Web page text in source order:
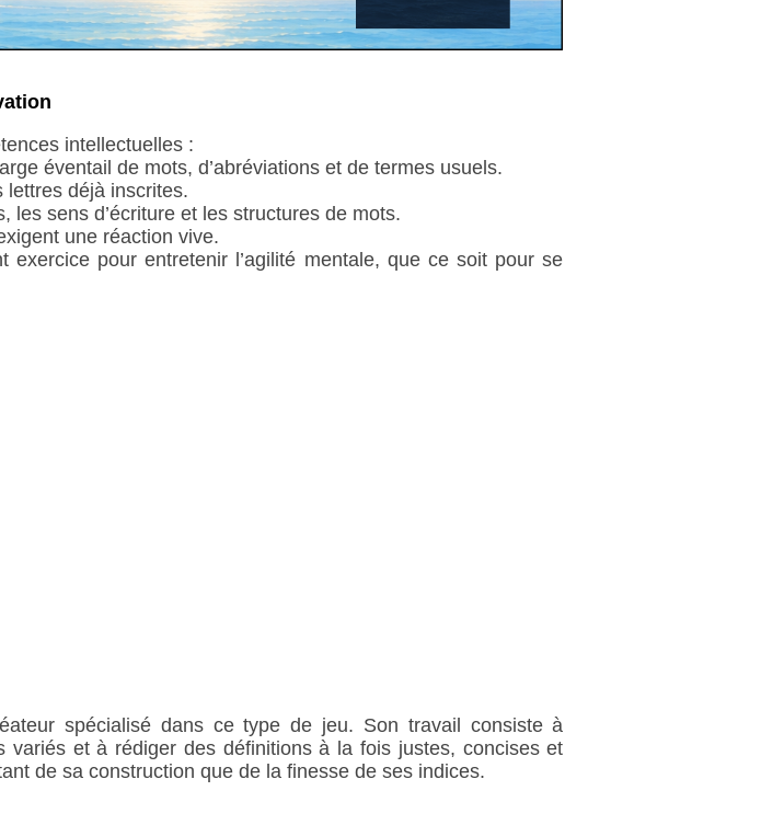
intellectuelles :
éventail de mots, d’abréviations et de termes usuels.
lettres déjà inscrites.
les sens d’écriture et les structures de mots.
une réaction vive.
pour entretenir l’agilité mentale, que ce soit pour se
spécialisé dans ce type de jeu. Son travail consiste à
et à rédiger des définitions à la fois justes, concises et
de sa construction que de la finesse de ses indices.